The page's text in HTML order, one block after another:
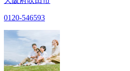
0120-546593